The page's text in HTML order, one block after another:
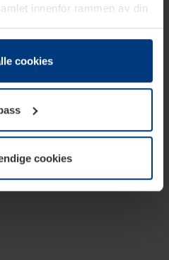
innenfor rammen av din
på din
nødvendig for drift av
når som helst endre eller
av
Personvernerklæringpå
cookies
cookies